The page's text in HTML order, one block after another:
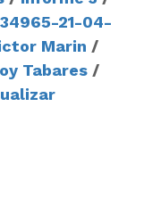
21-04-
Marin /
Tabares /